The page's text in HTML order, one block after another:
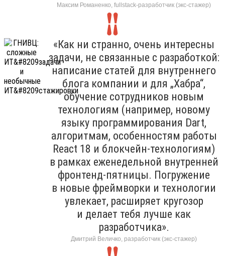
Максим Романенко, fullstack-разработчик (экс-стажер)
«Как ни странно, очень интересны
задачи, не связанные с разработкой:
написание статей для внутреннего
блога компании и для „Хабра“,
обучение сотрудников новым
технологиям (например, новому
языку программирования Dart,
алгоритмам, особенностям работы
React 18 и блокчейн-технологиям)
в рамках еженедельной внутренней
фронтенд-пятницы. Погружение
в новые фреймворки и технологии
увлекает, расширяет кругозор
и делает тебя лучше как
разработчика».
Дмитрий Величко, разработчик (экс-стажер)